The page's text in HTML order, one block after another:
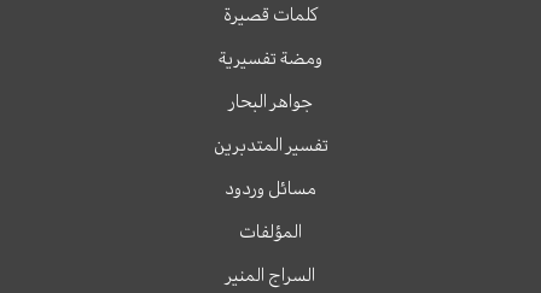
كلمات قصيرة
ومضة تفسيرية
جواهر البحار
تفسير المتدبرين
مسائل وردود
المؤلفات
السراج المنير